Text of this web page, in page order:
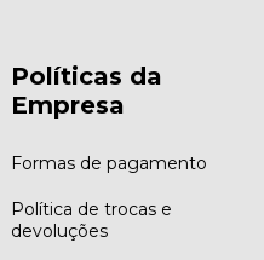
Políticas da
Empresa
Formas de pagamento
Política de trocas e
devoluções